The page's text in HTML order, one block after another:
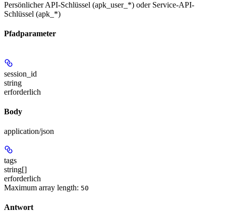
Persönlicher API-Schlüssel (apk_user_*) oder Service-API-
Schlüssel (apk_*)
Pfadparameter
session_id
string
erforderlich
Body
application/json
tags
string[]
erforderlich
Maximum array length: 50
Antwort